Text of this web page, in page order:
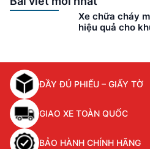
Xe chữa cháy
hiệu quả cho
ĐẦY ĐỦ PHIẾU – GIẤY TỜ
GIAO XE TOÀN QUỐC
BẢO HÀNH CHÍNH HÃNG